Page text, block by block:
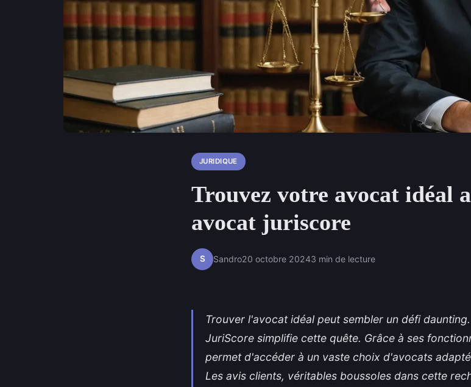
JURIDIQUE
Trouvez votre avocat idéal
avocat juriscore
S Sandro20 octobre 20243 min de lecture
Trouver l'avocat idéal peut sembler un défi
JuriScore simplifie cette quête. Grâce à ses
permet d'accéder à un vaste choix d'avocats
Les avis clients, véritables boussoles dans cette